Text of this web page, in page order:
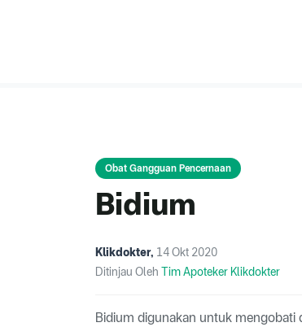
Obat Gangguan Pencernaan
Bidium
Klikdokter, 14 Okt 2020
Ditinjau Oleh Tim Apoteker Klikdokter
Bidium digunakan untuk mengobati